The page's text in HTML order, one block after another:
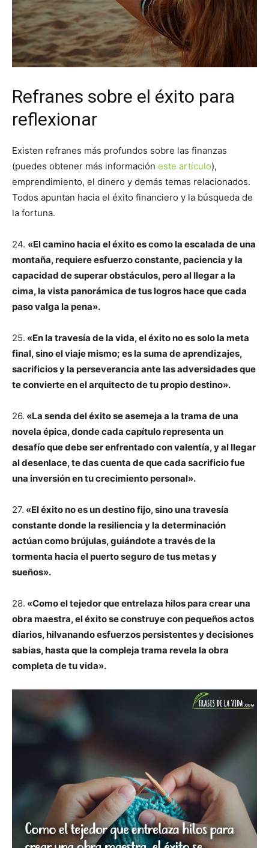
Refranes sobre el éxito para
reflexionar
Existen refranes más profundos sobre las finanzas
(puedes obtener más información este artículo),
emprendimiento, el dinero y demás temas relacionados.
Todos apuntan hacia el éxito financiero y la búsqueda de
la fortuna.
24. «El camino hacia el éxito es como la escalada de una
montaña, requiere esfuerzo constante, paciencia y la
capacidad de superar obstáculos, pero al llegar a la
cima, la vista panorámica de tus logros hace que cada
paso valga la pena».
25. «En la travesía de la vida, el éxito no es solo la meta
final, sino el viaje mismo; es la suma de aprendizajes,
sacrificios y la perseverancia ante las adversidades que
te convierte en el arquitecto de tu propio destino».
26. «La senda del éxito se asemeja a la trama de una
novela épica, donde cada capítulo representa un
desafío que debe ser enfrentado con valentía, y al llegar
al desenlace, te das cuenta de que cada sacrificio fue
una inversión en tu crecimiento personal».
27. «El éxito no es un destino fijo, sino una travesía
constante donde la resiliencia y la determinación
actúan como brújulas, guiándote a través de la
tormenta hacia el puerto seguro de tus metas y
sueños».
28. «Como el tejedor que entrelaza hilos para crear una
obra maestra, el éxito se construye con pequeños actos
diarios, hilvanando esfuerzos persistentes y decisiones
sabias, hasta que la compleja trama revela la obra
completa de tu vida».